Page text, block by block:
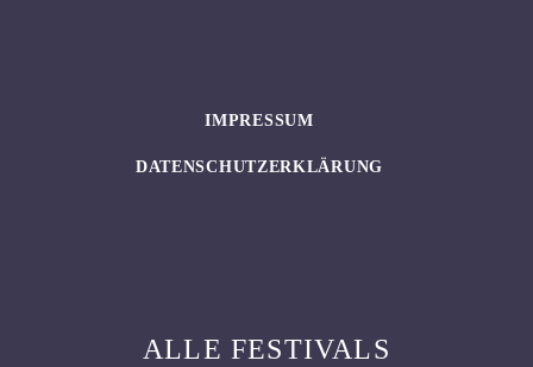
IMPRESSUM
DATENSCHUTZERKLÄRUNG
ALLE FESTIVALS